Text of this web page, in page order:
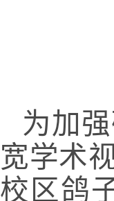
为加
宽学术
校区鸽